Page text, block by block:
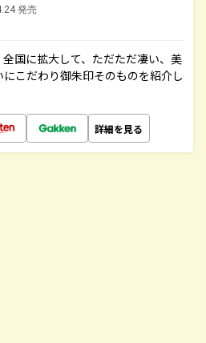
発売
国に拡大して、ただただ凄い、美
こだわり御朱印そのものを紹介し
詳細を見る